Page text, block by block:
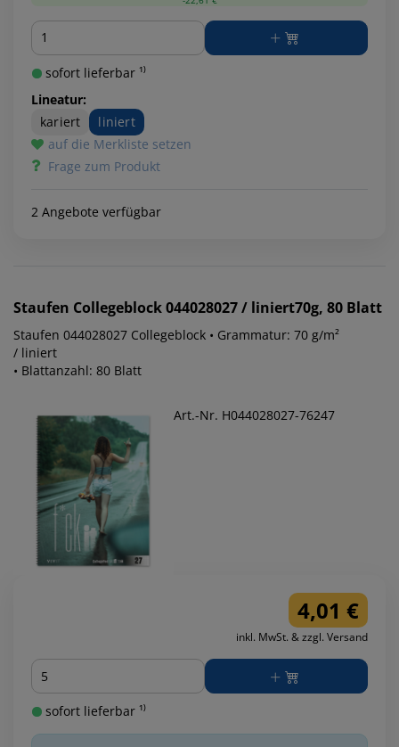
Menge
sofort lieferbar ¹⁾
Lineatur:
kariert
liniert
auf die Merkliste setzen
Frage zum Produkt
2 Angebote verfügbar
Staufen Collegeblock 044028027 / liniert70g, 80 Blatt
Staufen 044028027 Collegeblock • Grammatur: 70 g/m²
/ liniert
• Blattanzahl: 80 Blatt
Art.-Nr. H044028027-76247
4,01 €
inkl. MwSt. & zzgl. Versand
Menge
sofort lieferbar ¹⁾